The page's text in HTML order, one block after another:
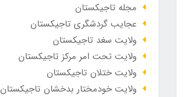
مجله تاجیکستان
عجایب گردشگری تاجیکستان
ولایت سغد تاجیکستان
ولایت تحت امر مرکز تاجیکستان
ولایت ختلان تاجیکستان
ولایت خودمختار بدخشان تاجیکستان